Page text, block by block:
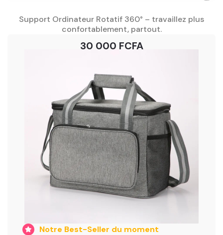
Support Ordinateur Rotatif 360° – travaillez plus
confortablement, partout.
30 000 FCFA
Notre Best-Seller du moment